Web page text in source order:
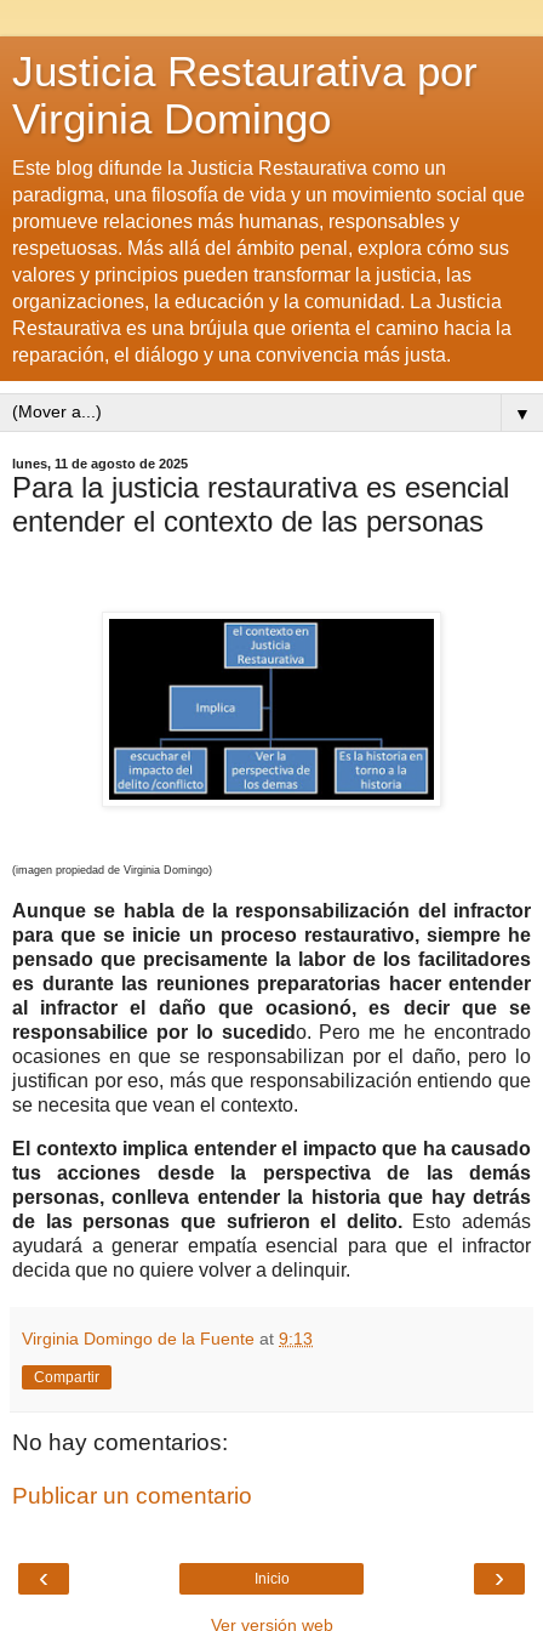
Justicia Restaurativa por
Virginia Domingo
Este blog difunde la Justicia Restaurativa como un
paradigma, una filosofía de vida y un movimiento social que
promueve relaciones más humanas, responsables y
respetuosas. Más allá del ámbito penal, explora cómo sus
valores y principios pueden transformar la justicia, las
organizaciones, la educación y la comunidad. La Justicia
Restaurativa es una brújula que orienta el camino hacia la
reparación, el diálogo y una convivencia más justa.
▼
lunes, 11 de agosto de 2025
Para la justicia restaurativa es esencial
entender el contexto de las personas
(imagen propiedad de Virginia Domingo)
Aunque se habla de la responsabilización del infractor
para que se inicie un proceso restaurativo, siempre he
pensado que precisamente la labor de los facilitadores
es durante las reuniones preparatorias hacer entender
al infractor el daño que ocasionó, es decir que se
responsabilice por lo sucedido. Pero me he encontrado
ocasiones en que se responsabilizan por el daño, pero lo
justifican por eso, más que responsabilización entiendo que
se necesita que vean el contexto.
El contexto implica entender el impacto que ha causado
tus acciones desde la perspectiva de las demás
personas, conlleva entender la historia que hay detrás
de las personas que sufrieron el delito. Esto además
ayudará a generar empatía esencial para que el infractor
decida que no quiere volver a delinquir.
Virginia Domingo de la Fuente at 9:13
Compartir
No hay comentarios:
Publicar un comentario
‹ ›
Inicio
Ver versión web